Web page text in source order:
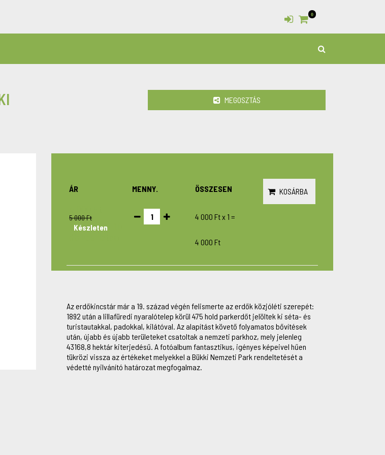
0
MEGOSZTÁS
ÁR
5 000 Ft
Készleten
MENNY. ÖSSZESEN
4 000 Ftx 1 =
4 000 Ft
KOSÁRBA
Az erdőkincstár már a 19. század végén felismerte az erdők közjóléti szerepét:
1892 után a lillafüredi nyaralótelep körül 475 hold parkerdőt jelöltek ki séta- és
turistautakkal, padokkal, kilátóval. Az alapítást követő folyamatos bővítések
után, újabb és újabb területeket csatoltak a nemzeti parkhoz, mely jelenleg
43168,8 hektár kiterjedésű. A fotóalbum fantasztikus, igényes képeivel hűen
tükrözi vissza az értékeket melyekkel a Bükki Nemzeti Park rendeltetését a
védetté nyilvánító határozat megfogalmaz.